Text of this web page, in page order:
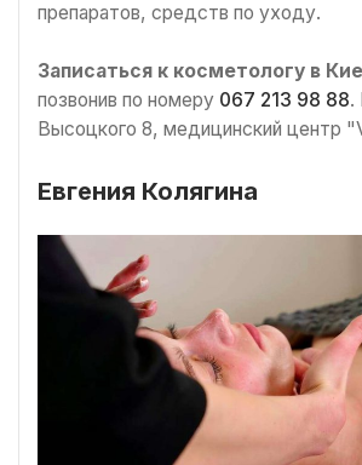
препаратов, средств по уходу.
Записаться к косметологу в
позвонив по номеру 067 213 98 88.
Высоцкого 8, медицинский центр
Евгения Колягина